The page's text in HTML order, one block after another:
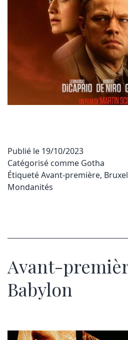
Publié le 19/10/2023
Catégorisé comme Gotha
ÉtiquetéAvant-première,
Mondanités
Avant-
Babylon